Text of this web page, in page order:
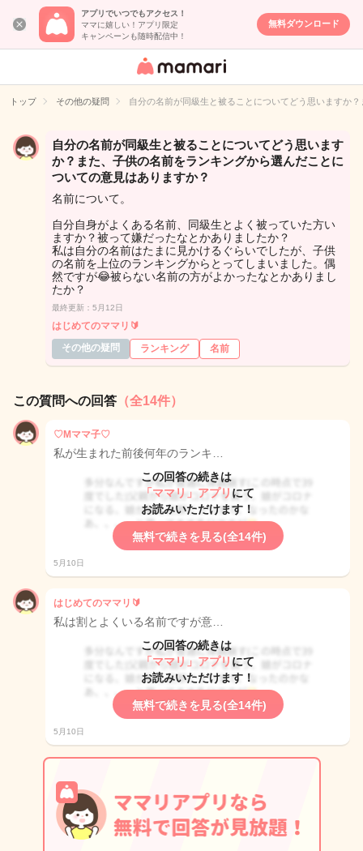
アプリでいつでもアクセス！
ママに嬉しい！アプリ限定
キャンペーンも随時配信中！
無料ダウンロード
女性専用匿名QA
イト
トップ その他の疑問 自分の名前が同級生と被ることについてどう思いますか
自分の名前が同級生と被ることについてどう思います
か？また、子供の名前をランキングから選んだことに
ついての意見はありますか？
名前について。
自分自身がよくある名前、同級生とよく被っていた方い
ますか？被って嫌だったなとかありましたか？
私は自分の名前はたまに見かけるぐらいでしたが、子供
の名前を上位のランキングからとってしまいました。偶
然ですが😂被らない名前の方がよかったなとかありまし
たか？
最終更新：5月12日
はじめてのママリ🔰
その他の疑問
ランキング 名前
この質問への回答 （全14件）
♡Mママ子♡
私が生まれた前後何年のランキ…
この回答の続きは
「ママリ」アプリ にて
お読みいただけます！
無料で続きを見る(全14件)
5月10日
はじめてのママリ🔰
私は割とよくいる名前ですが意…
この回答の続きは
「ママリ」アプリ にて
お読みいただけます！
無料で続きを見る(全14件)
5月10日